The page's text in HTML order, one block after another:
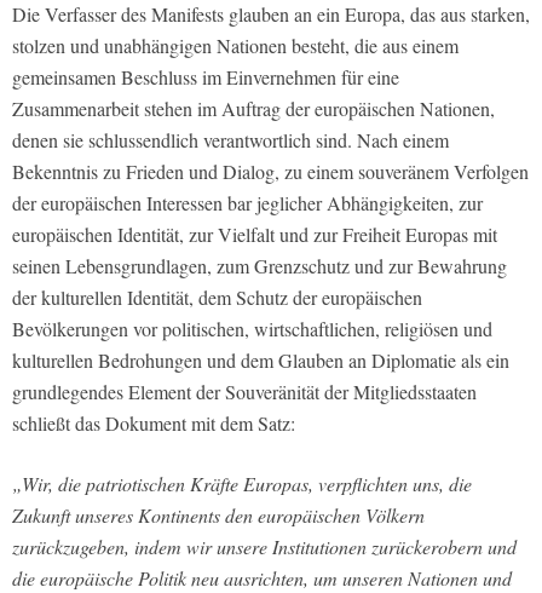
Die Verfasser des Manifests glauben an ein Europa, das aus starken,
stolzen und unabhängigen Nationen besteht, die aus einem
gemeinsamen Beschluss im Einvernehmen für eine
Zusammenarbeit stehen im Auftrag der europäischen Nationen,
denen sie schlussendlich verantwortlich sind. Nach einem
Bekenntnis zu Frieden und Dialog, zu einem souveränem Verfolgen
der europäischen Interessen bar jeglicher Abhängigkeiten, zur
europäischen Identität, zur Vielfalt und zur Freiheit Europas mit
seinen Lebensgrundlagen, zum Grenzschutz und zur Bewahrung
der kulturellen Identität, dem Schutz der europäischen
Bevölkerungen vor politischen, wirtschaftlichen, religiösen und
kulturellen Bedrohungen und dem Glauben an Diplomatie als ein
grundlegendes Element der Souveränität der Mitgliedsstaaten
schließt das Dokument mit dem Satz:
„Wir, die patriotischen Kräfte Europas, verpflichten uns, die
Zukunft unseres Kontinents den europäischen Völkern
zurückzugeben, indem wir unsere Institutionen zurückerobern und
die europäische Politik neu ausrichten, um unseren Nationen und